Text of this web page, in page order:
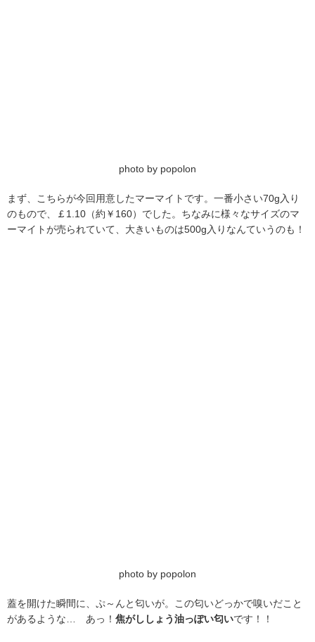
photo by popolon
まず、こちらが今回用意したマーマイトです。一番小さい70g入り
のもので、￡1.10（約￥160）でした。ちなみに様々なサイズのマ
ーマイトが売られていて、大きいものは500g入りなんていうのも！
photo by popolon
蓋を開けた瞬間に、ぷ～んと匂いが。この匂いどっかで嗅いだこと
があるような… あっ！ 焦がししょう油っぽい匂いです！！